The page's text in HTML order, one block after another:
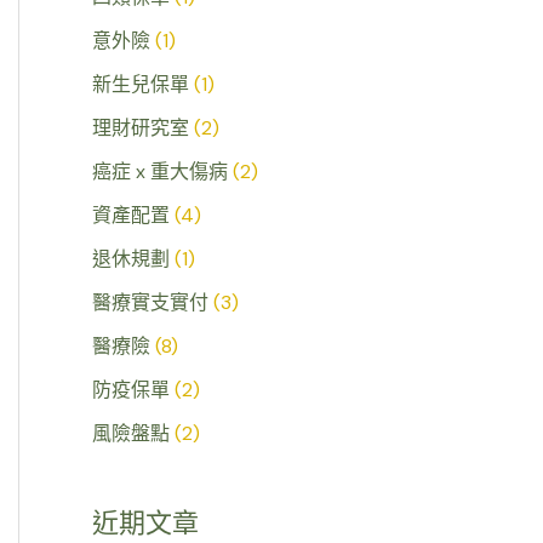
意外險(1)
新生兒保單 (1)
理財研究室 (2)
癌症 x 重大傷病(2)
資產配置 (4)
退休規劃 (1)
醫療實支實付(3)
醫療險(8)
防疫保單 (2)
風險盤點(2)
近期文章